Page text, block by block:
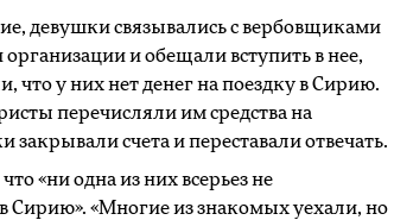
девушки связывались с вербовщиками
и обещали вступить в нее,
что у них нет денег на поездку в Сирию.
перечисляли им средства на
счета и переставали отвечать.
«ни одна из них всерьез не
Сирию». «Многие из знакомых уехали, но